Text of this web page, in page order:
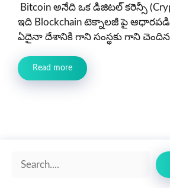
Bitcoin అనేది ఒక డిజిటల్ కరెన్సీ
ఇది Blockchain టెక్నాలజీ పై ఆధారపడి
ఏదైనా దేశానికి గాని సంస్థకు గాని
Read more
Search